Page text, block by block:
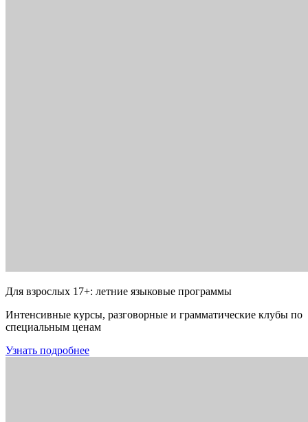
Для взрослых 17+: летние языковые программы
Интенсивные курсы, разговорные и грамматические клубы по
специальным ценам
Узнать подробнее